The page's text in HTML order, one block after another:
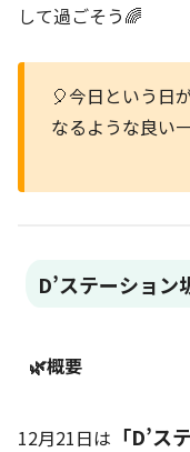
して過ごそう🌈
🎈今日という日
なるような良い
D’ステーション
🌿概要
12月21日は 「D’